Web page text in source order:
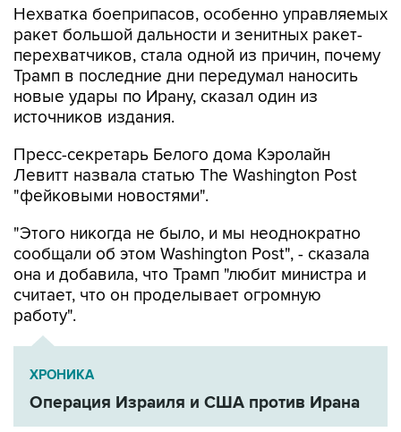
Нехватка боеприпасов, особенно управляемых
ракет большой дальности и зенитных ракет-
перехватчиков, стала одной из причин, почему
Трамп в последние дни передумал наносить
новые удары по Ирану, сказал один из
источников издания.
Пресс-секретарь Белого дома Кэролайн
Левитт назвала статью The Washington Post
"фейковыми новостями".
"Этого никогда не было, и мы неоднократно
сообщали об этом Washington Post", - сказала
она и добавила, что Трамп "любит министра и
считает, что он проделывает огромную
работу".
ХРОНИКА
Операция Израиля и США против Ирана